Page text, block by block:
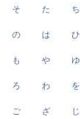
そ た ち
の は ひ
も や ゆ
ろ わ を
ご ざ じ